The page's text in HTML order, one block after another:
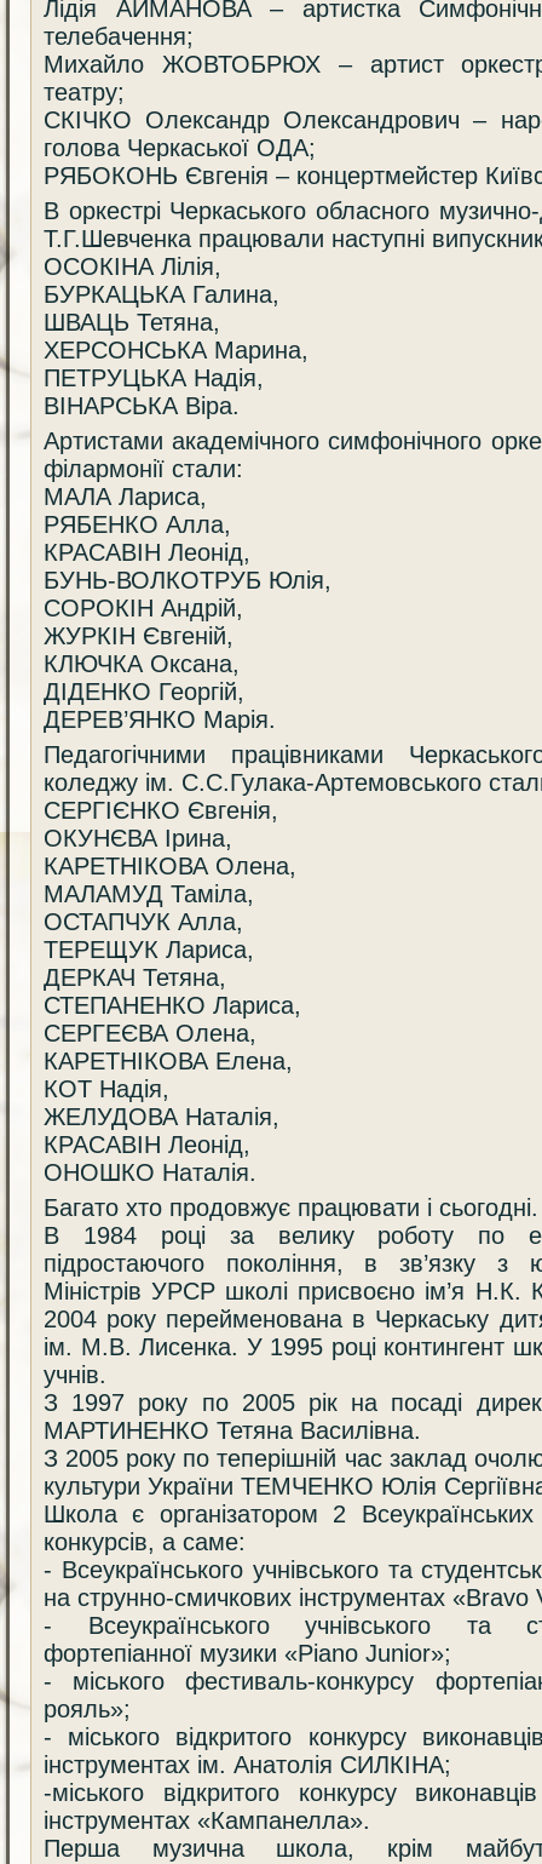
Лідія АЙМАНОВА – артистка
телебачення;
Михайло ЖОВТОБРЮХ – артист
театру;
СКІЧКО Олександр Олександрович –
голова Черкаської ОДА;
РЯБОКОНЬ Євгенія – концертмейстер
В оркестрі Черкаського обласного
Т.Г.Шевченка працювали наступні
ОСОКІНА Лілія,
БУРКАЦЬКА Галина,
ШВАЦЬ Тетяна,
ХЕРСОНСЬКА Марина,
ПЕТРУЦЬКА Надія,
ВІНАРСЬКА Віра.
Артистами академічного симфонічного
філармонії стали:
МАЛА Лариса,
РЯБЕНКО Алла,
КРАСАВІН Леонід,
БУНЬ-ВОЛКОТРУБ Юлія,
СОРОКІН Андрій,
ЖУРКІН Євгеній,
КЛЮЧКА Оксана,
ДІДЕНКО Георгій,
ДЕРЕВ’ЯНКО Марія.
Педагогічними працівниками
коледжу ім. С.С.Гулака-Артемовського
СЕРГІЄНКО Євгенія,
ОКУНЄВА Ірина,
КАРЕТНІКОВА Олена,
МАЛАМУД Таміла,
ОСТАПЧУК Алла,
ТЕРЕЩУК Лариса,
ДЕРКАЧ Тетяна,
СТЕПАНЕНКО Лариса,
СЕРГЕЄВА Олена,
КАРЕТНІКОВА Елена,
КОТ Надія,
ЖЕЛУДОВА Наталія,
КРАСАВІН Леонід,
ОНОШКО Наталія.
Багато хто продовжує працювати і сьогодні.
В 1984 році за велику роботу по
підростаючого покоління, в зв’язку
Міністрів УРСР школі присвоєно ім’я Н.К.
2004 року перейменована в Черкаську
ім. М.В. Лисенка. У 1995 році контингент
учнів.
З 1997 року по 2005 рік на посаді
МАРТИНЕНКО Тетяна Василівна.
З 2005 року по теперішній час заклад
культури України ТЕМЧЕНКО Юлія
Школа є організатором 2
конкурсів, а саме:
- Всеукраїнського учнівського та
на струнно-смичкових інструментах «Bravo
- Всеукраїнського учнівського та
фортепіанної музики «Piano Junior»;
- міського фестиваль-конкурсу
рояль»;
- міського відкритого конкурсу
інструментах ім. Анатолія СИЛКІНА;
-міського відкритого конкурсу
інструментах «Кампанелла».
Перша музична школа, крім